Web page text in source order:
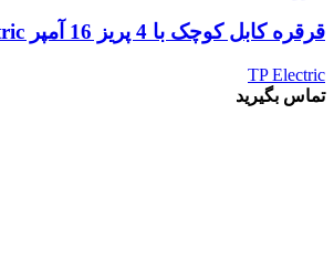
قرقره کابل کوچک با 4 پریز 16 آمپر TP Electric
TP Electric
تماس بگیرید